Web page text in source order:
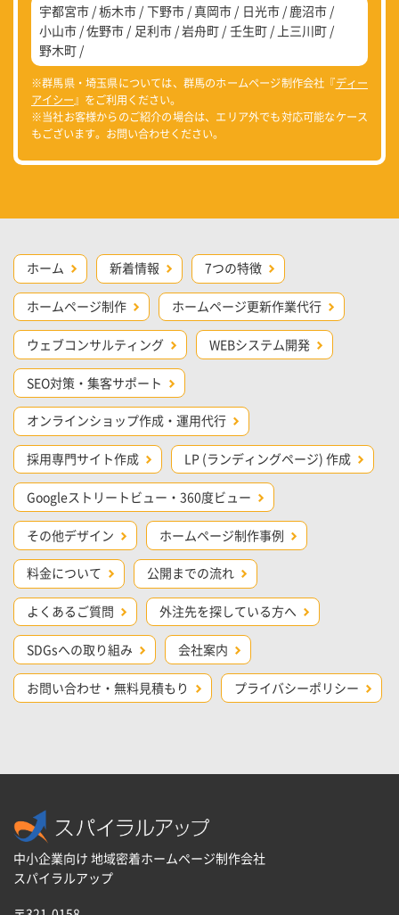
宇都宮市 栃木市 下野市 真岡市 日光市
鹿沼市
小山市 佐野市 足利市 岩舟町 壬生町
上三川町
野木町
※群馬県・埼玉県については、群馬のホームページ制作会社『ディー
アイシー』をご利用ください。
※当社お客様からのご紹介の場合は、エリア外でも対応可能なケース
もございます。お問い合わせください。
ホーム 新着情報 7つの特徴
ホームページ制作 ホームページ更新作業代行
ウェブコンサルティング WEBシステム開発
SEO対策・集客サポート
オンラインショップ作成・運用代行
採用専門サイト作成 LP (ランディングページ) 作成
Googleストリートビュー・360度ビュー
その他デザイン ホームページ制作事例
料金について 公開までの流れ
よくあるご質問 外注先を探している方へ
SDGsへの取り組み 会社案内
お問い合わせ・無料見積もり プライバシーポリシー
中小企業向け 地域密着ホームページ制作会社
スパイラルアップ